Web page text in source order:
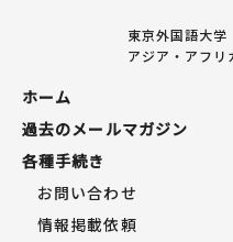
東京外国語大学
アジア・アフリ
ホーム
過去のメールマガジン
各種手続き
お問い合わせ
情報掲載依頼